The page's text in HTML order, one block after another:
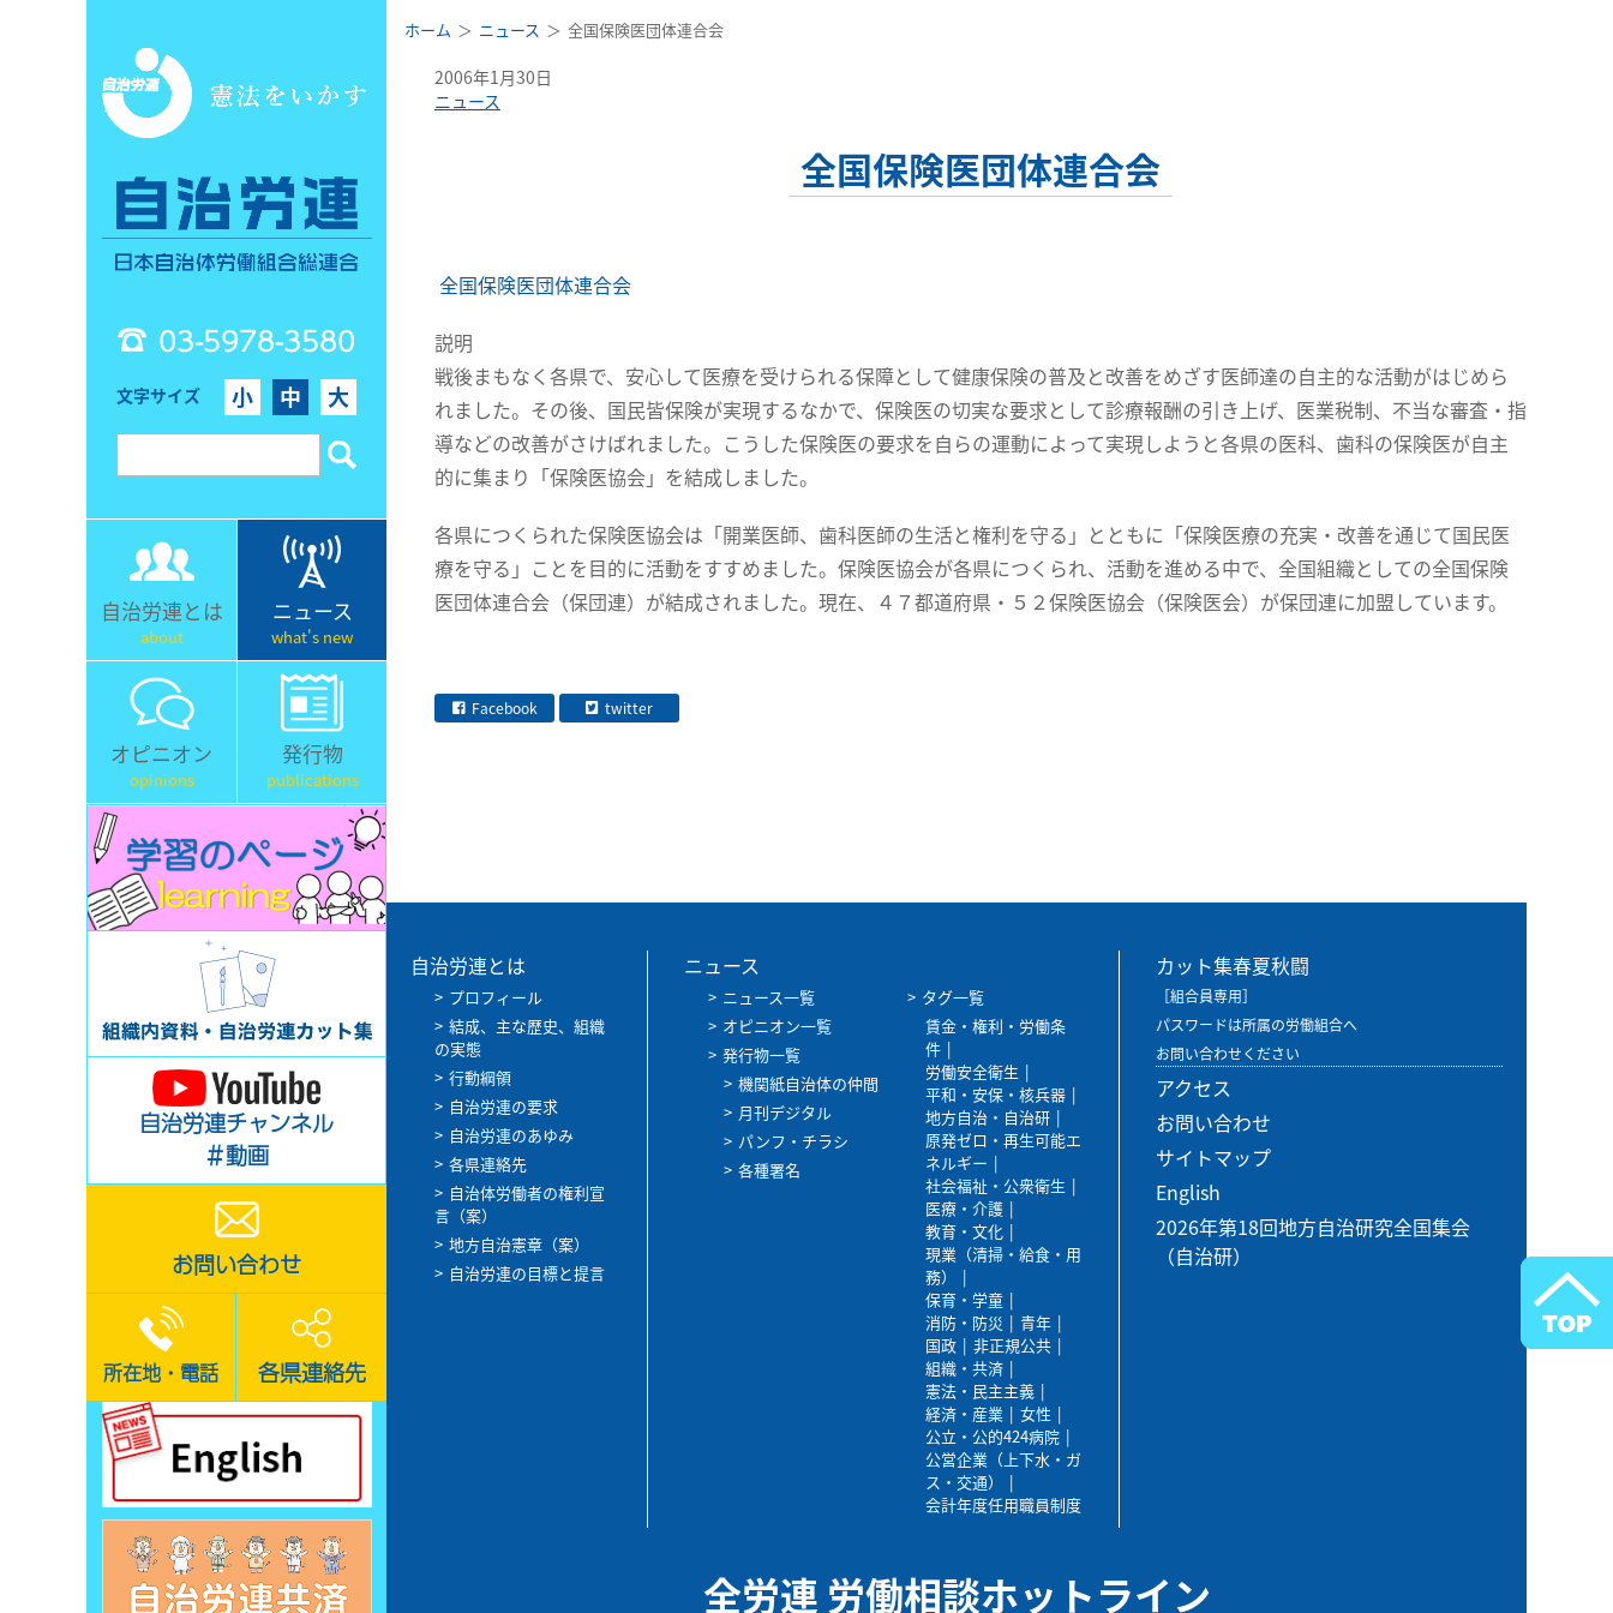
03-5978-3580
文字サイズ 小 中 大
自治労連とは
about
ニュース
what's new
オピニオン
opinions
発行物
publications
自治労連チャンネル
＃動画
お問い合わせ
所在地・電話 各県連絡先
ホーム ニュース 全国保険医団体連合会
2006年1月30日
ニュース
全国保険医団体連合会
全国保険医団体連合会
説明
戦後まもなく各県で、安心して医療を受けられる保障として健康保険の普及と改善をめざす医師達の自主的な活動がはじめら
れました。その後、国民皆保険が実現するなかで、保険医の切実な要求として診療報酬の引き上げ、医業税制、不当な審査・指
導などの改善がさけばれました。こうした保険医の要求を自らの運動によって実現しようと各県の医科、歯科の保険医が自主
的に集まり「保険医協会」を結成しました。
各県につくられた保険医協会は「開業医師、歯科医師の生活と権利を守る」とともに「保険医療の充実・改善を通じて国民医
療を守る」ことを目的に活動をすすめました。保険医協会が各県につくられ、活動を進める中で、全国組織としての全国保険
医団体連合会（保団連）が結成されました。現在、４７都道府県・５２保険医協会（保険医会）が保団連に加盟しています。
Facebook twitter
自治労連とは
プロフィール
結成、主な歴史、組織
の実態
行動綱領
自治労連の要求
自治労連のあゆみ
各県連絡先
自治体労働者の権利宣
言（案）
地方自治憲章（案）
自治労連の目標と提言
ニュース
ニュース一覧
オピニオン一覧
発行物一覧
機関紙自治体の仲間
月刊デジタル
パンフ・チラシ
各種署名
タグ一覧
賃金・権利・労働条
件
労働安全衛生
平和・安保・核兵器
地方自治・自治研
原発ゼロ・再生可能エ
ネルギー
社会福祉・公衆衛生
医療・介護
教育・文化
現業（清掃・給食・用
務）
保育・学童
消防・防災
青年
国政
非正規公共
組織・共済
憲法・民主主義
経済・産業
女性
公立・公的424病院
公営企業（上下水・ガ
ス・交通）
会計年度任用職員制度
カット集春夏秋闘
［組合員専用］
パスワードは所属の労働組合へ
お問い合わせください
アクセス
お問い合わせ
サイトマップ
English
2026年第18回地方自治研究全国集会
（自治研）
全労連 労働相談ホットライン